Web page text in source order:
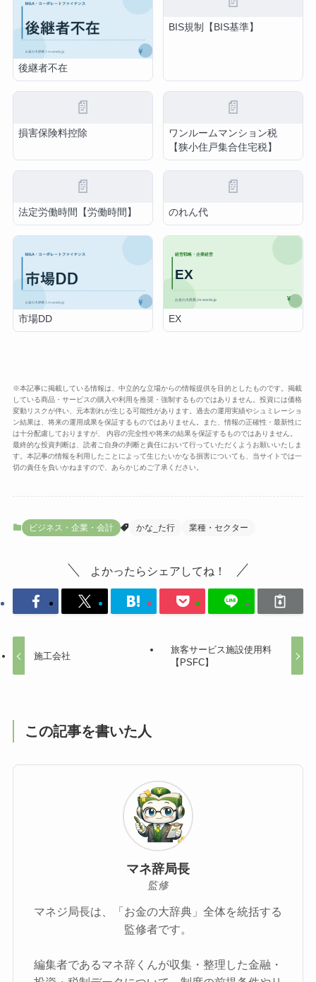
後継者不在
BIS規制【BIS基準】
📄
損害保険料控除
📄
ワンルームマンション税
【狭小住戸集合住宅税】
📄
法定労働時間【労働時間】
📄
のれん代
市場DD EX
※本記事に掲載している情報は、中立的な立場からの情報提供を目的としたものです。掲載
している商品・サービスの購入や利用を推奨・強制するものではありません。投資には価格
変動リスクが伴い、元本割れが生じる可能性があります。過去の運用実績やシュミレーショ
ン結果は、将来の運用成果を保証するものではありません。また、情報の正確性・最新性に
は十分配慮しておりますが、 内容の完全性や将来の結果を保証するものではありません。
最終的な投資判断は、読者ご自身の判断と責任において行っていただくようお願いいたしま
す。本記事の情報を利用したことによって生じたいかなる損害についても、当サイトでは一
切の責任を負いかねますので、あらかじめご了承ください。
ビジネス・企業・会計 かな_た行 業種・セクター
よかったらシェアしてね！
施工会社
旅客サービス施設使用料
【PSFC】
この記事を書いた人
マネ辞局長
監修
マネジ局長は、「お金の大辞典」全体を統括する
監修者です。
編集者であるマネ辞くんが収集・整理した金融・